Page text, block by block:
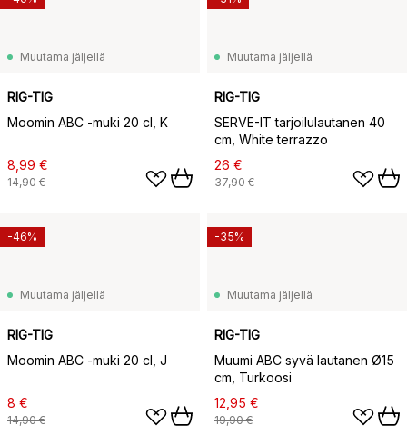
Muutama jäljellä
RIG-TIG
Moomin ABC -muki 20 cl, K
8,99 €
14,90 €
Muutama jäljellä
RIG-TIG
SERVE-IT tarjoilulautanen 40
cm, White terrazzo
26 €
37,90 €
Muutama jäljellä
RIG-TIG
Moomin ABC -muki 20 cl, J
8 €
14,90 €
-46%
Muutama jäljellä
RIG-TIG
Muumi ABC syvä lautanen Ø15
cm, Turkoosi
12,95 €
19,90 €
-35%